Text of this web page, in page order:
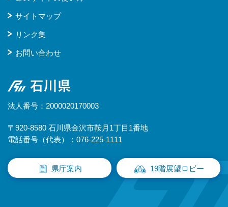
サイトマップ
リンク集
お問い合わせ
石川県
法人番号：2000020170003
〒920-8580 石川県金沢市鞍月1丁目1番地
電話番号（代表）：076-225-1111
県庁案内 19階展望ロビー